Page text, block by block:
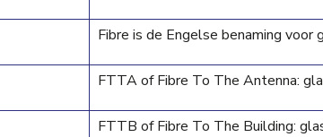
Fibre is de Engelse benaming
FTTA of Fibre To The Antenna:
FTTB of Fibre To The Building: